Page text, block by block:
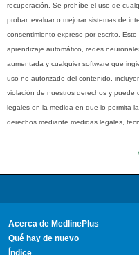
recuperación. Se prohíbe el uso de
probar, evaluar o mejorar sistemas de
consentimiento expreso por escrito.
aprendizaje automático, redes
aumentada y cualquier software que
uso no autorizado del contenido,
violación de nuestros derechos y puede
legales en la medida en que lo permita
derechos mediante medidas legales,
Acerca de MedlinePlus
Qué hay de nuevo
Índice